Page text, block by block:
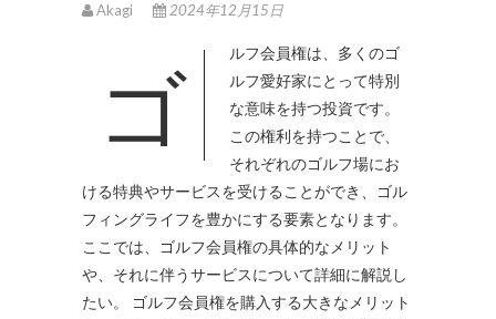
Akagi 2024年12月15日
ゴルフ会員権は、多くのゴ
ルフ愛好家にとって特別
な意味を持つ投資です。
この権利を持つことで、
それぞれのゴルフ場にお
ける特典やサービスを受けることができ、ゴル
フィングライフを豊かにする要素となります。
ここでは、ゴルフ会員権の具体的なメリット
や、それに伴うサービスについて詳細に解説し
たい。 ゴルフ会員権を購入する大きなメリット